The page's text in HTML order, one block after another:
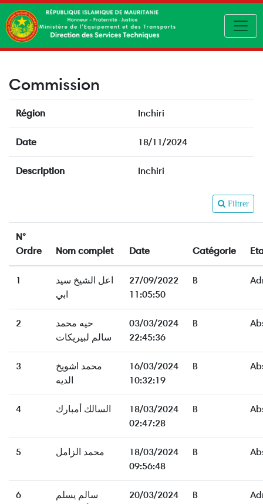
Commission
Région Inchiri
Date 18/11/2024
Description Inchiri
Filtrer
N°
Ordre
Nom complet Date Catégorie
1
اعل الشيخ سيد
ابي
27/09/2022
11:05:50
B
2
حيه محمد
سالم لبيريكات
03/03/2024
22:45:36
B
3
محمد اشويخ
الديه
16/03/2024
10:32:19
B
4 السالك أمبارك
18/03/2024
02:47:28
B
5 محمد الزامل
18/03/2024
09:56:48
B
6
سالم يسلم
20/03/2024
B